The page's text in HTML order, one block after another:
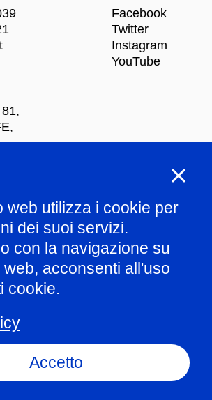
web utilizza i cookie per
dei suoi servizi.
con la navigazione su
acconsenti all'uso
cookie.
Accetto
Facebook
Twitter
Instagram
YouTube
alle 18.00
staff
trasparente
comma 125 L124/2017